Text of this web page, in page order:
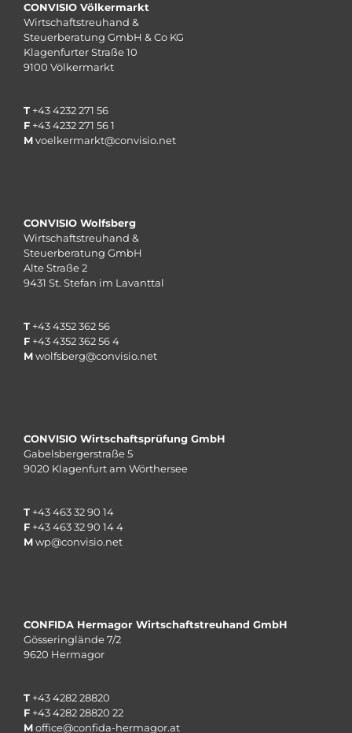
CONVISIO Völkermarkt
Wirtschaftstreuhand &
Steuerberatung GmbH & Co KG
Klagenfurter Straße 10
9100 Völkermarkt
T +43 4232 271 56
F +43 4232 271 56 1
Mvoelkermarkt@convisio.net
CONVISIO Wolfsberg
Wirtschaftstreuhand &
Steuerberatung GmbH
Alte Straße 2
9431 St. Stefan im Lavanttal
T +43 4352 362 56
F +43 4352 362 56 4
Mwolfsberg@convisio.net
CONVISIO Wirtschaftsprüfung GmbH
Gabelsbergerstraße 5
9020 Klagenfurt am Wörthersee
T +43 463 32 90 14
F +43 463 32 90 14 4
Mwp@convisio.net
CONFIDA Hermagor Wirtschaftstreuhand GmbH
Gösseringlände 7/2
9620 Hermagor
T +43 4282 28820
F +43 4282 28820 22
Moffice@confida-hermagor.at